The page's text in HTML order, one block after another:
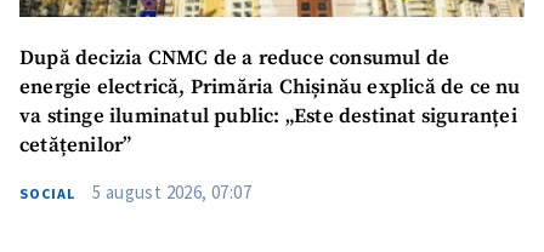
După decizia CNMC de a reduce consumul de
energie electrică, Primăria Chișinău explică de ce nu
va stinge iluminatul public: „Este destinat siguranței
cetățenilor”
SOCIAL 5 august 2026, 07:07